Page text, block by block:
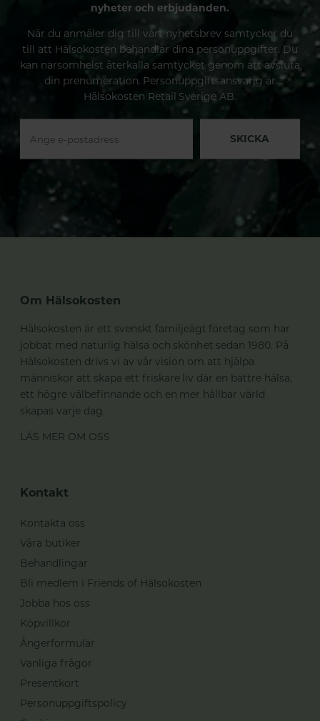
nyheter och erbjudanden.
När du anmäler dig till vårt nyhetsbrev samtycker du
till att Hälsokosten behandlar dina personuppgifter. Du
kan närsomhelst återkalla samtycket genom att avsluta
din prenumeration. Personuppgiftsansvarig är
Hälsokosten Retail Sverige AB.
SKICKA
Om Hälsokosten
Hälsokosten är ett svenskt familjeägt företag som har
jobbat med naturlig hälsa och skönhet sedan 1980. På
Hälsokosten drivs vi av vår vision om att hjälpa
människor att skapa ett friskare liv där en bättre hälsa,
ett högre välbefinnande och en mer hållbar värld
skapas varje dag.
LÄS MER OM OSS
Kontakt
Kontakta oss
Våra butiker
Behandlingar
Bli medlem i Friends of Hälsokosten
Jobba hos oss
Köpvillkor
Ångerformulär
Vanliga frågor
Presentkort
Personuppgiftspolicy